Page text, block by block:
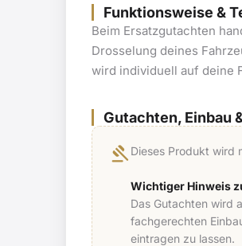
Funktionsweise &
Beim Ersatzgutachten
Drosselung deines
wird individuell auf deine
Gutachten, Einbau
gavel Dieses Produkt wird
Wichtiger Hinweis
Das Gutachten wird
fachgerechten
eintragen zu lassen.